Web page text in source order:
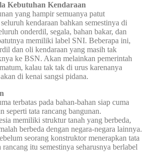
Kebutuhan Kendaraan
yang hampir semuanya patut
kendaraan bahkan semestinya di
onderdil, segala, bahan bakar, dan
memiliki label SNI. Beberapa ini,
dan oli kendaraan yang masih tak
ke BSN. Akan melainkan pemerintah
kalau tak tak di urus karenanya
di kenai sangsi pidana.
terbatas pada bahan-bahan siap cuma
seperti tata rancang bangunan.
memiliki struktur tanah yang berbeda,
berbeda dengan negara-negara lainnya.
seorang konstruktor menerapkan tata
itu semestinya seharusnya berlabel